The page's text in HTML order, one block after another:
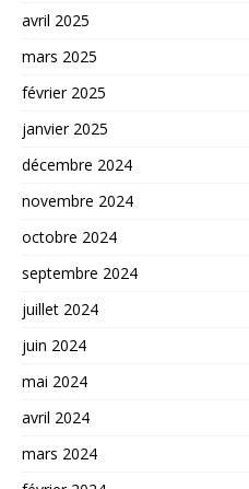
avril 2025
mars 2025
février 2025
janvier 2025
décembre 2024
novembre 2024
octobre 2024
septembre 2024
juillet 2024
juin 2024
mai 2024
avril 2024
mars 2024